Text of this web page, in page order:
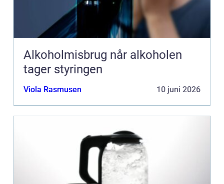
Alkoholmisbrug når alkoholen
tager styringen
Viola Rasmusen 10 juni 2026